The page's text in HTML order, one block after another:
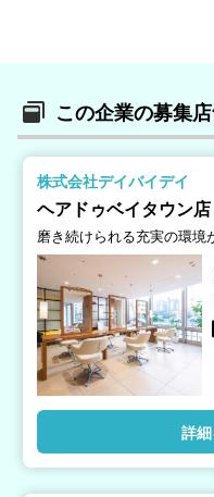
この企業の募集
株式会社デイバイデイ
ヘアドゥベイタウン店
磨き続けられる充実の環境
詳